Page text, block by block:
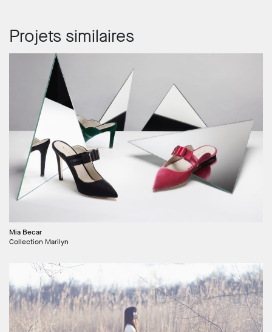
Projets similaires
Mia Becar
Collection Marilyn